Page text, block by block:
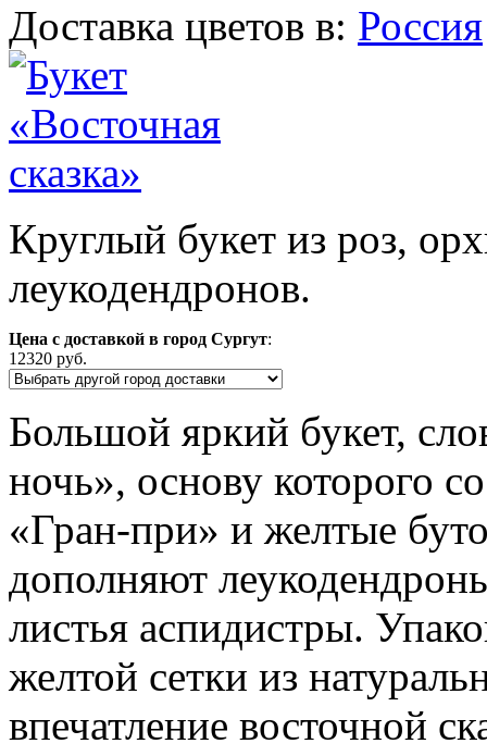
Доставка цветов в: Россия
Круглый букет из роз,
леукодендронов.
Цена с доставкой в город Сургут:
12320 руб.
Большой яркий букет,
ночь», основу которого
«Гран-при» и желтые
дополняют
листья аспидистры.
желтой сетки из
впечатление восточной